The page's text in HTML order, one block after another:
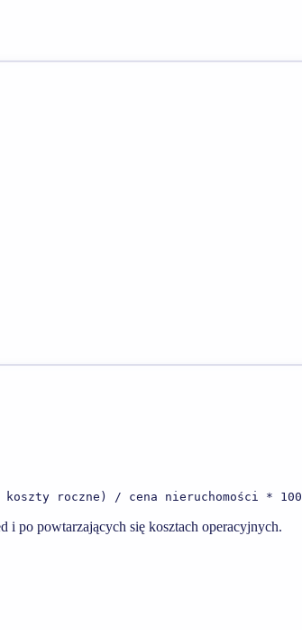
roczne) / cena nieruchomości * 100
i po powtarzających się kosztach operacyjnych.